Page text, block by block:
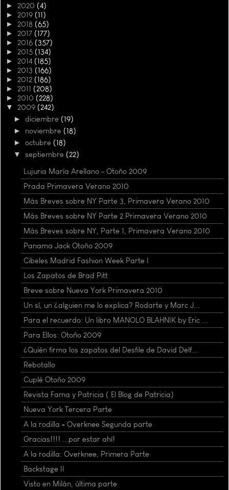
► 2020 (4)
► 2019 (11)
► 2018 (65)
► 2017 (177)
► 2016 (357)
► 2015 (134)
► 2014 (185)
► 2013 (166)
► 2012 (186)
► 2011 (208)
► 2010 (228)
▼ 2009 (242)
► diciembre (19)
► noviembre (18)
► octubre (18)
▼ septiembre (22)
Lujuria María Arellano - Otoño 2009
Prada Primavera Verano 2010
Más Breves sobre NY Parte 3, Primavera Verano 2010
Más Breves sobre NY Parte 2 Primavera Verano 2010
Más Breves sobre NY, Parte 1, Primavera Verano 2010
Panama Jack Otoño 2009
Cibeles Madrid Fashion Week Parte I
Los Zapatos de Brad Pitt
Breve sobre Nueva York Primavera 2010
Un sí, un ¿alguien me lo explica? Rodarte y Marc J...
Para el recuerdo: Un libro MANOLO BLAHNIK by Eric ...
Para Ellos: Otoño 2009
¿Quién firma los zapatos del Desfile de David Delf...
Rebotallo
Cuplé Otoño 2009
Revista Fama y Patricia ( El Blog de Patricia)
Nueva York Tercera Parte
A la rodilla = Overknee Segunda parte
Gracias!!!! ...por estar ahí!
A la rodilla: Overknee, Primera Parte
Backstage II
Visto en Milán, última parte